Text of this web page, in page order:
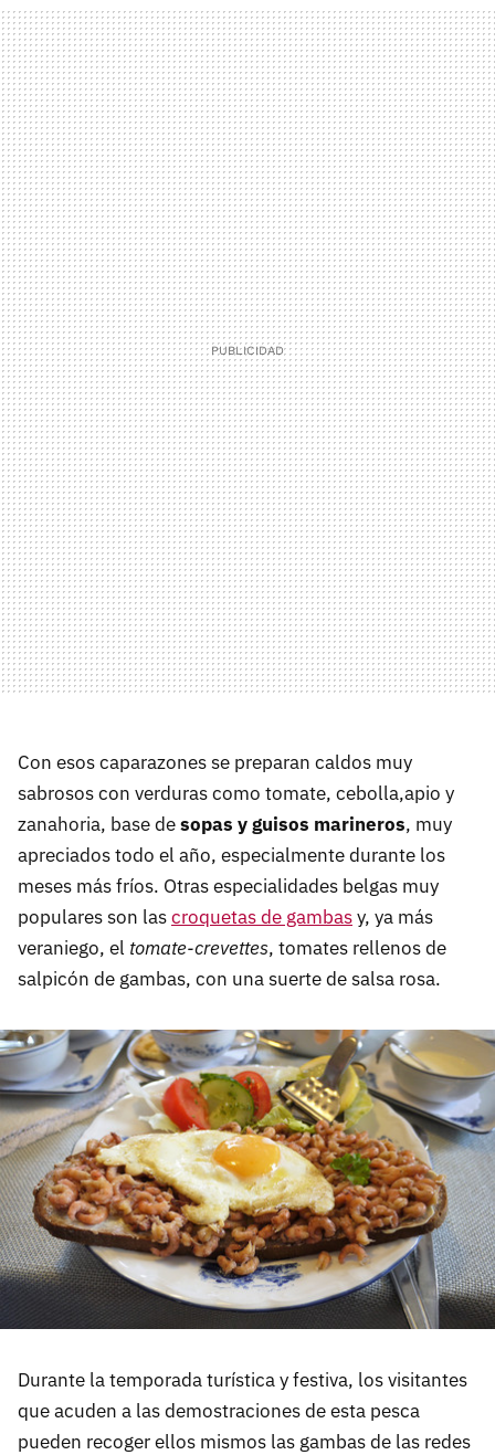
Con esos caparazones se preparan caldos muy
sabrosos con verduras como tomate, cebolla,apio y
zanahoria, base desopas y guisos marineros, muy
apreciados todo el año, especialmente durante los
meses más fríos. Otras especialidades belgas muy
populares son lascroquetas de gambasy, ya más
veraniego, el tomate-crevettes, tomates rellenos de
salpicón de gambas, con una suerte de salsa rosa.
Durante la temporada turística y festiva, los visitantes
que acuden a las demostraciones de esta pesca
pueden recoger ellos mismos las gambas de las redes